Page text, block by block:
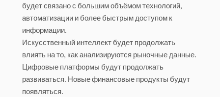
будет связано с большим объёмом технологий,
автоматизации и более быстрым доступом к
информации.
Искусственный интеллект будет продолжать
влиять на то, как анализируются рыночные данные.
Цифровые платформы будут продолжать
развиваться. Новые финансовые продукты будут
появляться.